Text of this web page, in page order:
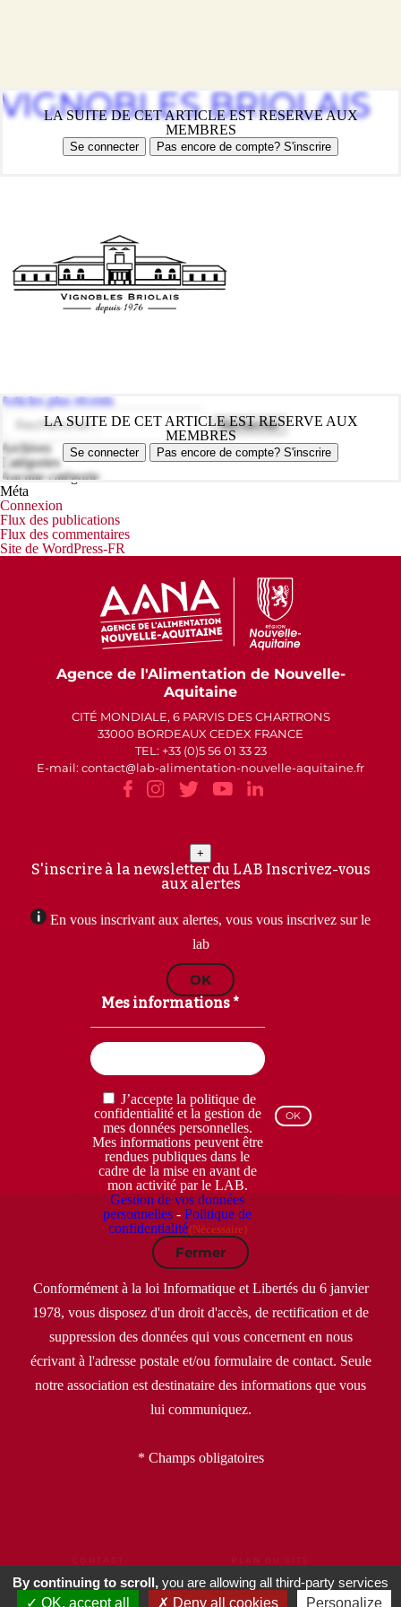
LA SUITE DE CET ARTICLE EST RESERVE AUX
MEMBRES
Se connecter Pas encore de compte? S'inscrire
VIGNOBLES BRIOLAIS
LA SUITE DE CET ARTICLE EST RESERVE AUX
MEMBRES
Se connecter Pas encore de compte? S'inscrire
Navigation
articles
Articles plus récents
Rechercher :
Archives
Catégories
Aucune catégorie
Méta
Connexion
Flux des publications
Flux des commentaires
Site de WordPress-FR
Agence de l'Alimentation de Nouvelle-
Aquitaine
CITÉ MONDIALE, 6 PARVIS DES CHARTRONS
33000 BORDEAUX CEDEX FRANCE
TEL: +33 (0)5 56 01 33 23
E-mail: contact
lab-alimentation-nouvelle-aquitaine.fr
+
S'inscrire à la newsletter du LAB Inscrivez-vous
aux alertes
En vous inscrivant aux alertes, vous vous inscrivez sur le
lab
OK
Mes informations *
RGPD
(Nécessaire)
J’accepte la politique de
confidentialité et la gestion de
mes données personnelles.
Mes informations peuvent être
rendues publiques dans le
cadre de la mise en avant de
mon activité par le LAB.
Gestion de vos données
personnelles -Politique de
confidentialité(Nécessaire)
Fermer
Conformément à la loi Informatique et Libertés du 6 janvier
1978, vous disposez d'un droit d'accès, de rectification et de
suppression des données qui vous concernent en nous
écrivant à l'adresse postale et/ou formulaire de contact. Seule
notre association est destinataire des informations que vous
lui communiquez.
* Champs obligatoires
POLITIQUE DE CONFIDENTIALITÉ
DONNÉES PERSONNELLES
GESTION DE COOKIES
By continuing to scroll, you are allowing all third-party services
OK, accept all
Deny all cookies Personalize